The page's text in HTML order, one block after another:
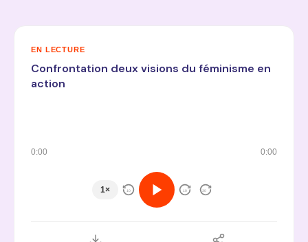
EN LECTURE
Confrontation deux visions du féminisme en
action
0:00 0:00
1× 10 10 30